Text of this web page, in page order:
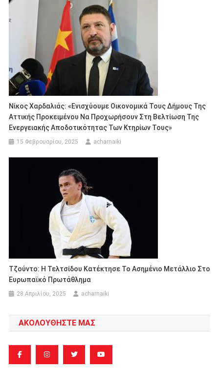
Νίκος Χαρδαλιάς: «Ενισχύουμε Οικονομικά Τους Δήμους Της
Αττικής Προκειμένου Να Προχωρήσουν Στη Βελτίωση Της
Ενεργειακής Αποδοτικότητας Των Κτηρίων Τους»
15 Φεβρουαρίου, 2025 acharnaiki
Τζούντο: Η Τελτσίδου Κατέκτησε Το Ασημένιο Μετάλλιο Στο
Ευρωπαϊκό Πρωτάθλημα
28 Απριλίου, 2025 acharnaiki
ΑΚΟΛΟΥΘΗΣΤΕ ΜΑΣ